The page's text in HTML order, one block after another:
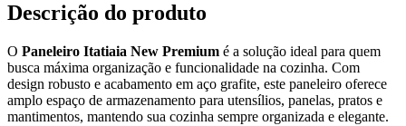
Descrição do produto
O Paneleiro Itatiaia New Premium é a solução ideal para quem
busca máxima organização e funcionalidade na cozinha. Com
design robusto e acabamento em aço grafite, este paneleiro oferece
amplo espaço de armazenamento para utensílios, panelas, pratos e
mantimentos, mantendo sua cozinha sempre organizada e elegante.